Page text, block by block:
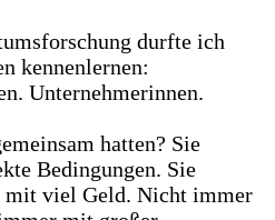
durfte ich
kennenlernen:
Unternehmerinnen.
hatten? Sie
Bedingungen. Sie
mit viel Geld. Nicht immer